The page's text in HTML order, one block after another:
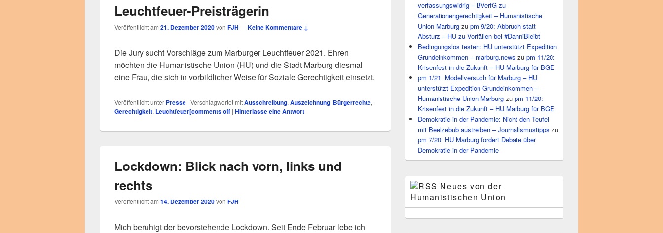
Leuchtfeuer-Preisträgerin
Veröffentlicht am 21. Dezember 2020von FJH —Keine Kommentare ↓
Die Jury sucht Vorschläge zum Marburger Leuchtfeuer 2021. Ehren
möchten die Humanistische Union (HU) und die Stadt Marburg diesmal
eine Frau, die sich in vorbildlicher Weise für Soziale Gerechtigkeit einsetzt.
Veröffentlicht unter Presse | Verschlagwortet mitAusschreibung, Auszeichnung, Bürgerrechte,
Gerechtigkeit, Leuchtfeuer[comments off | Hinterlasse eine Antwort
Lockdown: Blick nach vorn, links und
rechts
Veröffentlicht am 14. Dezember 2020von FJH
Mich beruhigt der bevorstehende Lockdown. Seit Ende Februar lebe ich
verfassungswidrig – BVerfG zu
Generationengerechtigkeit – Humanistische
Union Marburg zu pm 9/20: Abbruch statt
Absturz – HU zu Vorfällen bei #DanniBleibt
Bedingungslos testen: HU unterstützt Expedition
Grundeinkommen – marburg.news zu pm 11/20:
Krisenfest in die Zukunft – HU Marburg für BGE
pm 1/21: Modellversuch für Marburg – HU
unterstützt Expedition Grundeinkommen –
Humanistische Union Marburg zu pm 11/20:
Krisenfest in die Zukunft – HU Marburg für BGE
Demokratie in der Pandemie: Nicht den Teufel
mit Beelzebub austreiben – Journalismustipps zu
pm 7/20: HU Marburg fordert Debate über
Demokratie in der Pandemie
Neues von der
Humanistischen Union